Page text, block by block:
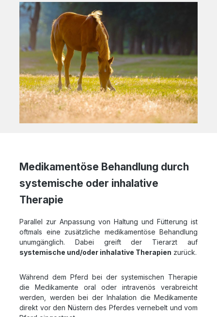
Medikamentöse Behandlung durch
systemische oder inhalative
Therapie
Parallel zur Anpassung von Haltung und Fütterung ist
oftmals eine zusätzliche medikamentöse Behandlung
unumgänglich. Dabei greift der Tierarzt auf
systemische und/oder inhalative Therapien zurück.
Während dem Pferd bei der systemischen Therapie
die Medikamente oral oder intravenös verabreicht
werden, werden bei der Inhalation die Medikamente
direkt vor den Nüstern des Pferdes vernebelt und vom